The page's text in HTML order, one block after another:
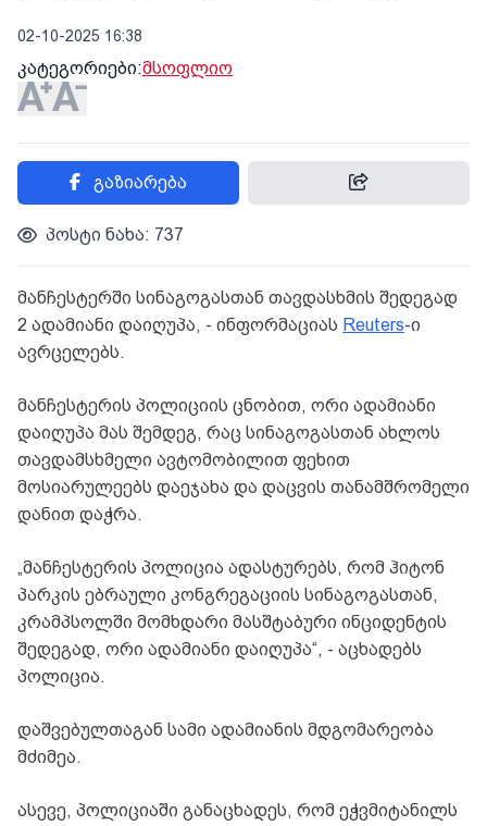
02-10-2025 16:38
კატეგორიები:მსოფლიო
გაზიარება
პოსტი ნახა: 737
მანჩესტერში სინაგოგასთან თავდასხმის შედეგად
2 ადამიანი დაიღუპა, - ინფორმაციას Reuters-ი
ავრცელებს.
მანჩესტერის პოლიციის ცნობით, ორი ადამიანი
დაიღუპა მას შემდეგ, რაც სინაგოგასთან ახლოს
თავდამსხმელი ავტომობილით ფეხით
მოსიარულეებს დაეჯახა და დაცვის თანამშრომელი
დანით დაჭრა.
„მანჩესტერის პოლიცია ადასტურებს, რომ ჰიტონ
პარკის ებრაული კონგრეგაციის სინაგოგასთან,
კრამპსოლში მომხდარი მასშტაბური ინციდენტის
შედეგად, ორი ადამიანი დაიღუპა“, - აცხადებს
პოლიცია.
დაშვებულთაგან სამი ადამიანის მდგომარეობა
მძიმეა.
ასევე, პოლიციაში განაცხადეს, რომ ეჭვმიტანილს